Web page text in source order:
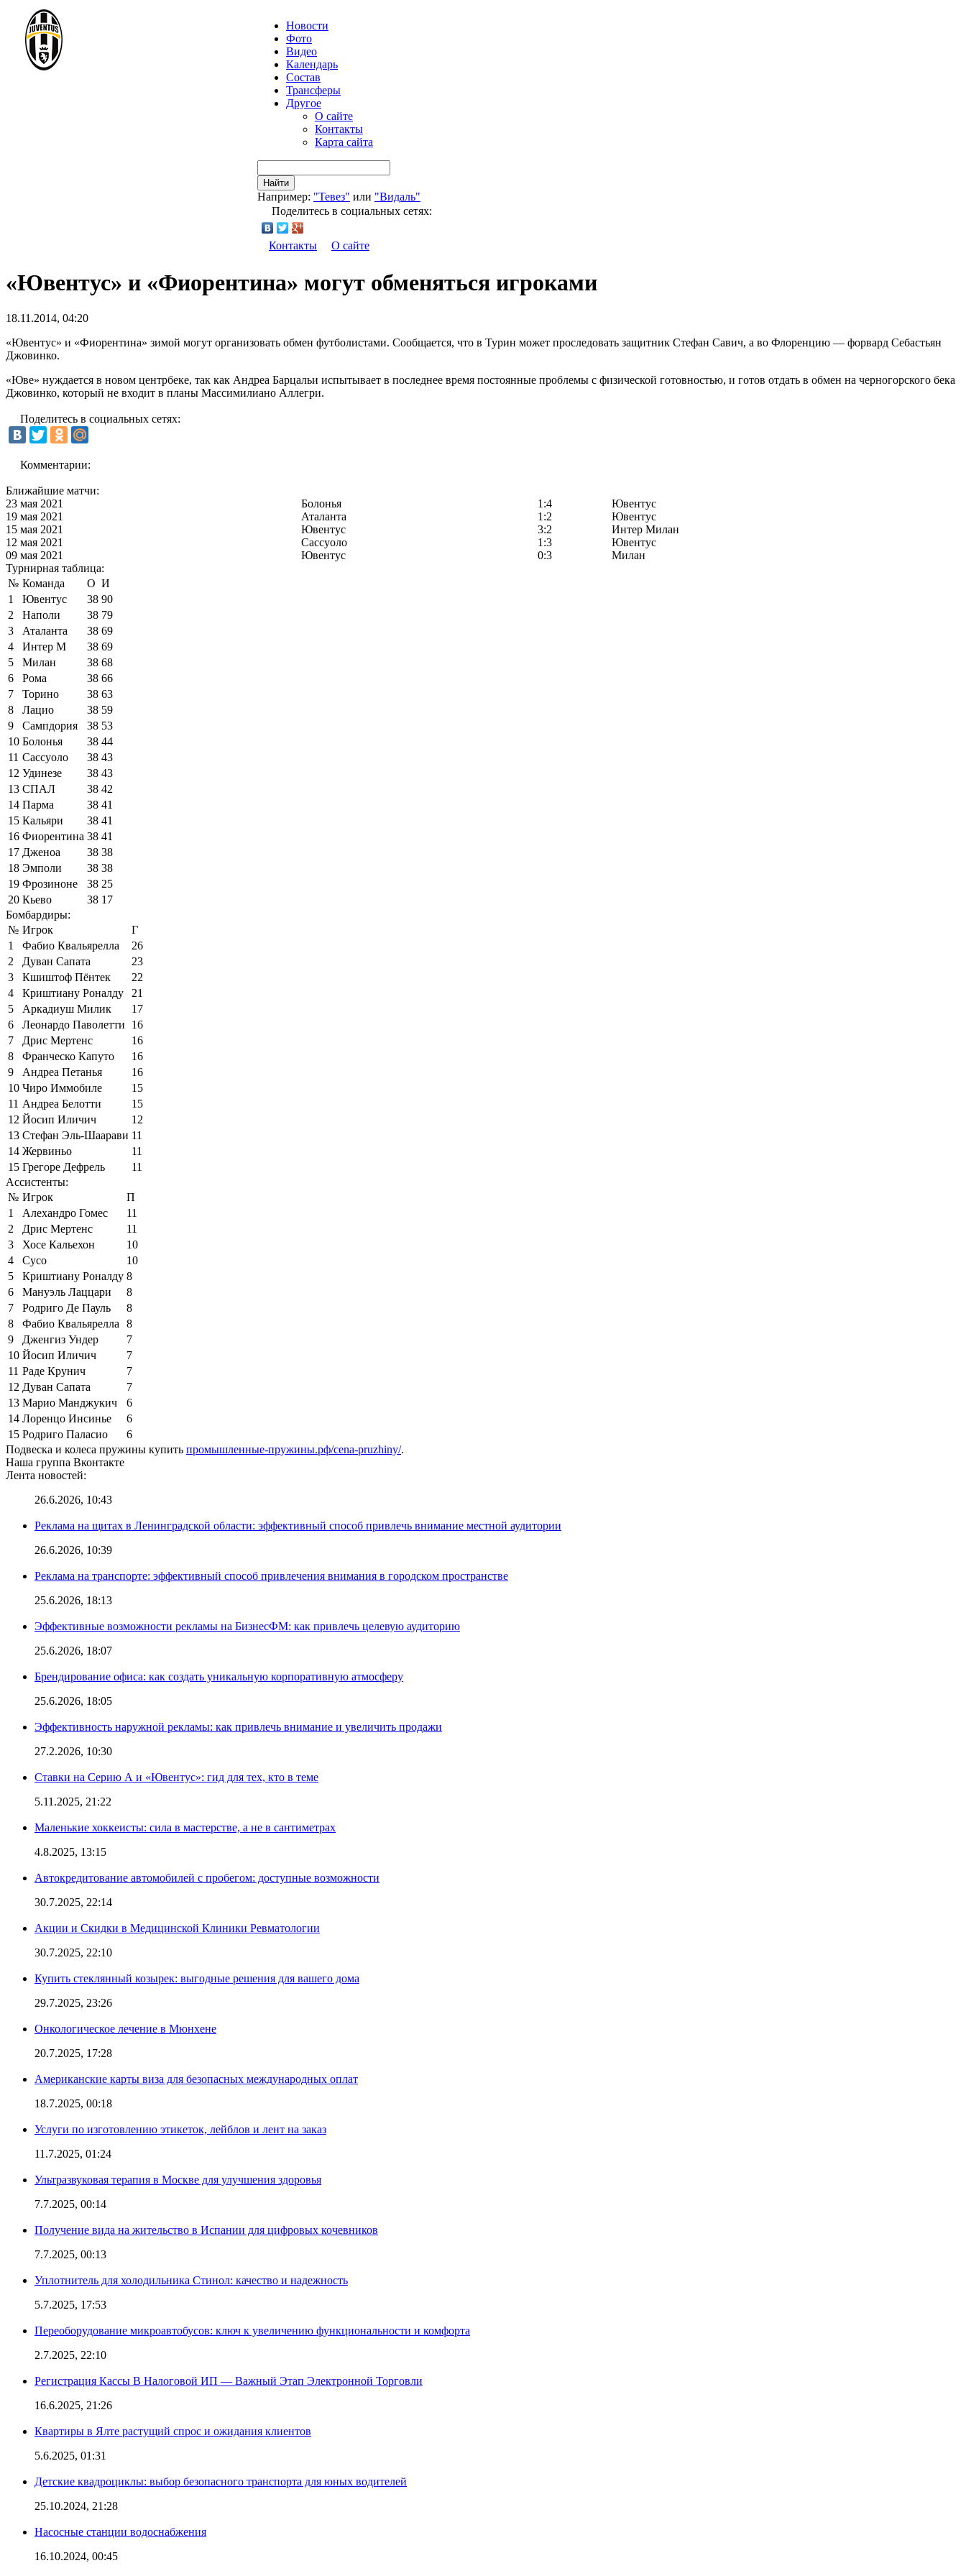
Новости
Фото
Видео
Календарь
Состав
Трансферы
Другое
О сайте
Контакты
Карта сайта
Найти
Например: "Тевез" или "Видаль"
Поделитесь в социальных сетях:
Контакты О сайте
«Ювентус» и «Фиорентина» могут обменяться игроками
18.11.2014, 04:20
«Ювентус» и «Фиорентина» зимой могут организовать обмен футболистами. Сообщается, что в Турин может проследовать защитник Стефан Савич, а во Флоренцию — форвард Себастьян
Джовинко.
«Юве» нуждается в новом центрбеке, так как Андреа Барцальи испытывает в последнее время постоянные проблемы с физической готовностью, и готов отдать в обмен на черногорского бека
Джовинко, который не входит в планы Массимилиано Аллегри.
Поделитесь в социальных сетях:
Комментарии:
Ближайшие матчи:
23 мая 2021
Болонья 1:4
Ювентус
19 мая 2021
Аталанта 1:2
Ювентус
15 мая 2021
Ювентус 3:2
Интер Милан
12 мая 2021
Сассуоло 1:3
Ювентус
09 мая 2021
Ювентус 0:3
Милан
Турнирная таблица:
№ Команда О И
1
Ювентус 38 90
2
Наполи 38 79
3
Аталанта 38 69
4
Интер М 38 69
5
Милан 38 68
6
Рома 38 66
7
Торино 38 63
8
Лацио 38 59
9
Сампдория 38 53
10 Болонья 38 44
11 Сассуоло 38 43
12 Удинезе 38 43
13 СПАЛ 38 42
14 Парма 38 41
15 Кальяри 38 41
16 Фиорентина 38 41
17 Дженоа 38 38
18 Эмполи 38 38
19 Фрозиноне 38 25
20 Кьево 38 17
Бомбардиры:
№ Игрок
Г
1
Фабио Квальярелла
26
2
Дуван Сапата
23
3
Кшиштоф Пёнтек
22
4
Криштиану Роналду
21
5
Аркадиуш Милик
17
6
Леонардо Паволетти
16
7
Дрис Мертенс
16
8
Франческо Капуто
16
9
Андреа Петанья
16
10 Чиро Иммобиле
15
11 Андреа Белотти
15
12 Йосип Иличич
12
13 Стефан Эль-Шаарави 11
14 Жервиньо
11
15 Грегоре Дефрель
11
Ассистенты:
№ Игрок
П
1
Алехандро Гомес
11
2
Дрис Мертенс
11
3
Хосе Кальехон
10
4
Сусо
10
5
Криштиану Роналду 8
6
Мануэль Лаццари
8
7
Родриго Де Пауль
8
8
Фабио Квальярелла
8
9
Дженгиз Ундер
7
10 Йосип Иличич
7
11 Раде Крунич
7
12 Дуван Сапата
7
13 Марио Манджукич
6
14 Лоренцо Инсинье
6
15 Родриго Паласио
6
Подвеска и колеса пружины купить промышленные-пружины.рф/cena-pruzhiny/.
Наша группа Вконтакте
Лента новостей:
26.6.2026, 10:43
Реклама на щитах в Ленинградской области: эффективный способ привлечь внимание местной аудитории
26.6.2026, 10:39
Реклама на транспорте: эффективный способ привлечения внимания в городском пространстве
25.6.2026, 18:13
Эффективные возможности рекламы на БизнесФМ: как привлечь целевую аудиторию
25.6.2026, 18:07
Брендирование офиса: как создать уникальную корпоративную атмосферу
25.6.2026, 18:05
Эффективность наружной рекламы: как привлечь внимание и увеличить продажи
27.2.2026, 10:30
Ставки на Серию А и «Ювентус»: гид для тех, кто в теме
5.11.2025, 21:22
Маленькие хоккеисты: сила в мастерстве, а не в сантиметрах
4.8.2025, 13:15
Автокредитование автомобилей с пробегом: доступные возможности
30.7.2025, 22:14
Акции и Скидки в Медицинской Клиники Ревматологии
30.7.2025, 22:10
Купить стеклянный козырек: выгодные решения для вашего дома
29.7.2025, 23:26
Онкологическое лечение в Мюнхене
20.7.2025, 17:28
Американские карты виза для безопасных международных оплат
18.7.2025, 00:18
Услуги по изготовлению этикеток, лейблов и лент на заказ
11.7.2025, 01:24
Ультразвуковая терапия в Москве для улучшения здоровья
7.7.2025, 00:14
Получение вида на жительство в Испании для цифровых кочевников
7.7.2025, 00:13
Уплотнитель для холодильника Стинол: качество и надежность
5.7.2025, 17:53
Переоборудование микроавтобусов: ключ к увеличению функциональности и комфорта
2.7.2025, 22:10
Регистрация Кассы В Налоговой ИП — Важный Этап Электронной Торговли
16.6.2025, 21:26
Квартиры в Ялте растущий спрос и ожидания клиентов
5.6.2025, 01:31
Детские квадроциклы: выбор безопасного транспорта для юных водителей
25.10.2024, 21:28
Насосные станции водоснабжения
16.10.2024, 00:45